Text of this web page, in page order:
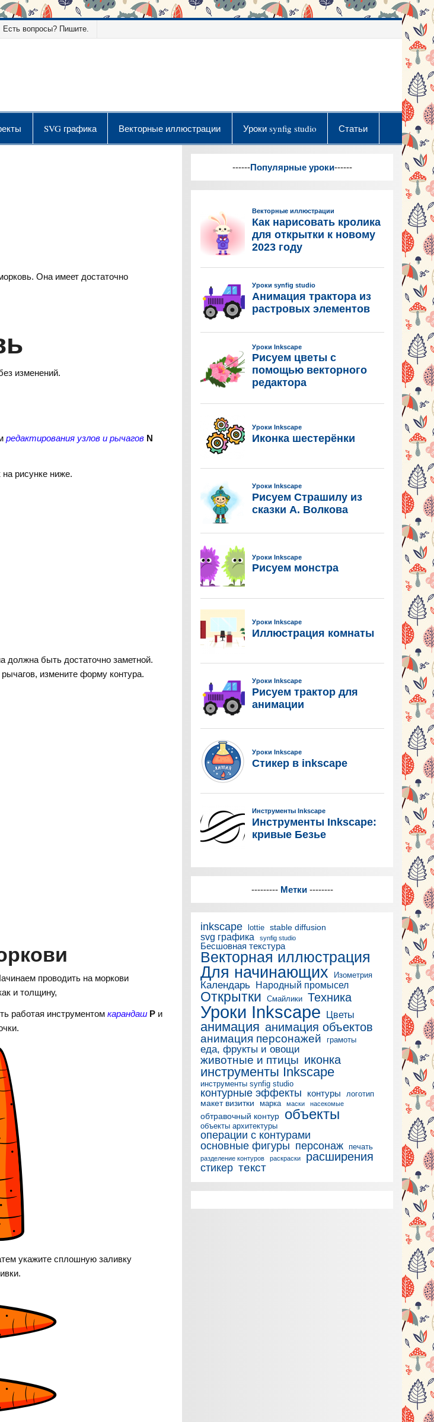
Есть вопросы? Пишите.
SVG графика Векторные иллюстрации Уроки synfig studio Статьи
Она имеет достаточно
изменений.
редактирования узлов и рычагов N
рисунке ниже.
должна быть достаточно заметной.
измените форму контура.
проводить на моркови
и толщину,
работая инструментомкарандаш P и
укажите сплошную заливку
------Популярные уроки------
---------Метки--------
inkscape lottie stable diffusion
svg графика synfig studio
Бесшовная текстура
Векторная иллюстрация
Для начинающих Изометрия
Календарь Народный промысел
Открытки Смайлики Техника
Уроки Inkscape Цветы
анимация анимация объектов
анимация персонажей грамоты
еда, фрукты и овощи
животные и птицы иконка
инструменты Inkscape
инструменты synfig studio
контурные эффекты контуры логотип
макет визитки марка маски насекомые
обтравочный контур объекты
объекты архитектуры
операции с контурами
основные фигуры персонаж печать
разделение контуров раскраски расширения
стикер текст